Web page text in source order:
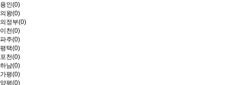
용인(0)
의왕(0)
의정부(0)
이천(0)
파주(0)
평택(0)
포천(0)
하남(0)
가평(0)
양평(0)